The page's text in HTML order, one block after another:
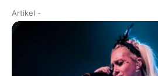
Artikel -